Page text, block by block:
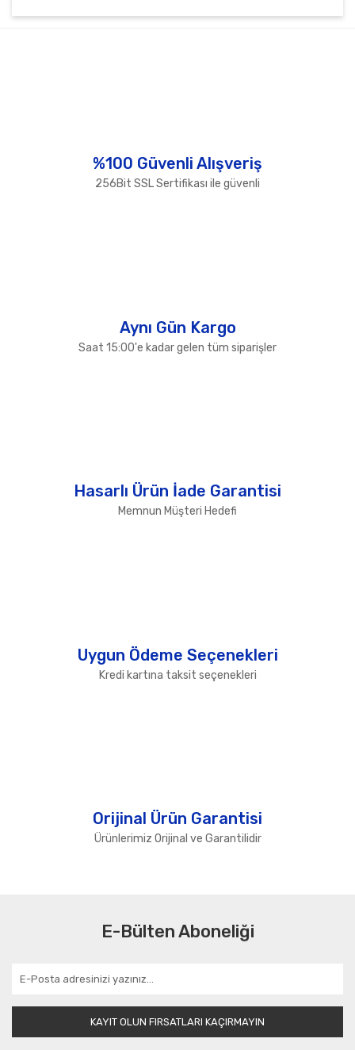
Ürün fiyatı diğer sitelerden daha pahalı.
%100 Güvenli Alışveriş
256Bit SSL Sertifikası ile güvenli
Aynı Gün Kargo
Saat 15:00'e kadar gelen tüm siparişler
Hasarlı Ürün İade Garantisi
Memnun Müşteri Hedefi
Uygun Ödeme Seçenekleri
Kredi kartına taksit seçenekleri
Orijinal Ürün Garantisi
Ürünlerimiz Orijinal ve Garantilidir
E-Bülten Aboneliği
KAYIT OLUN FIRSATLARI KAÇIRMAYIN